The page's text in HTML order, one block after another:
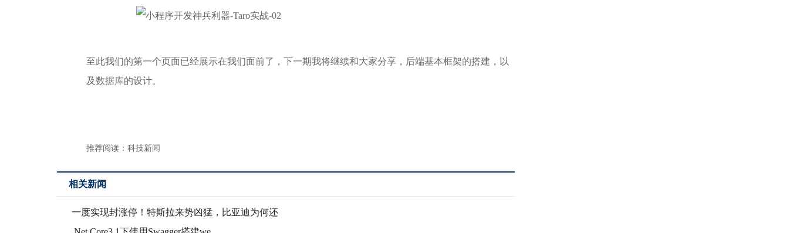
至此我们的第一个页面已经展示在我们面前了，下一期我将继续和大家分享，后端基本框架的搭建，以
及数据库的设计。
推荐阅读： 科技新闻
相关新闻
一度实现封涨停！特斯拉来势凶猛，比亚迪为何还